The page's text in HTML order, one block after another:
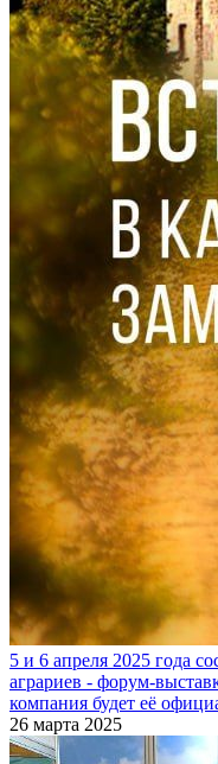
5 и 6 апреля 2025 года
аграриев - форум-
компания будет её
26 марта 2025